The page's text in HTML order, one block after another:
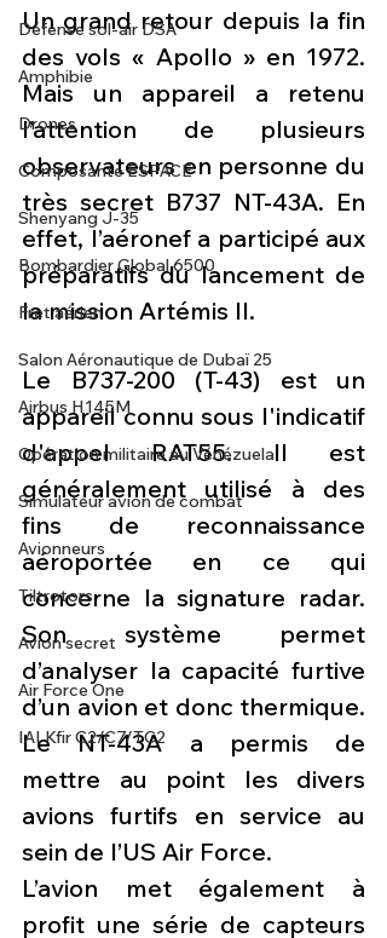
Défense sol-air DSA
Amphibie
Drones
Composante ESPACE
Shenyang J-35
Bombardier Global 6500
Fret aérien
Salon Aéronautique de Dubaï 25
Airbus H145M
Opération militaire au Vénézuela
Simulateur avion de combat
Avionneurs
Tiltrotors
Avion secret
Air Force One
IAI Kfir C2/C7/TC2
Un grand retour depuis la fin
des vols « Apollo » en 1972.
Mais un appareil a retenu
l’attention de plusieurs
observateurs en personne du
très secret B737 NT-43A. En
effet, l’aéronef a participé aux
préparatifs du lancement de
la mission Artémis II.
Le B737-200 (T-43) est un
appareil connu sous l'indicatif
d'appel RAT55. Il est
généralement utilisé à des
fins de reconnaissance
aéroportée en ce qui
concerne la signature radar.
Son système permet
d’analyser la capacité furtive
d’un avion et donc thermique.
Le NT-43A a permis de
mettre au point les divers
avions furtifs en service au
sein de l’US Air Force.
L’avion met également à
profit une série de capteurs